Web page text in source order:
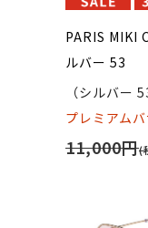
PARIS MIKI
ルバー 53
（シルバー
プレミアム
11,000円(